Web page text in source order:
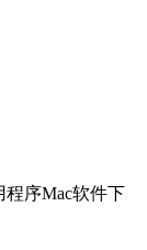
程序Mac软件下